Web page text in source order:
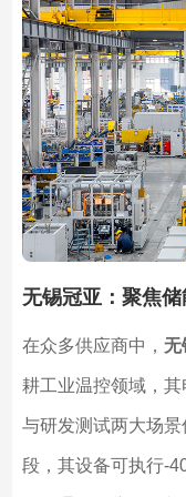
无锡冠亚：聚焦
在众多供应商中， 无
耕工业温控领域，
与研发测试两大场
段，其设备可执行-